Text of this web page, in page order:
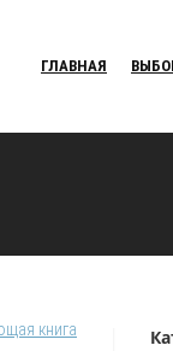
ГЛАВНАЯ
книга